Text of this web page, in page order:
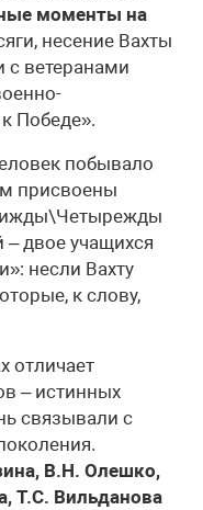
моменты на
несение Вахты
с ветеранами
Победе».
побывало
присвоены
– двое учащихся
несли Вахту
к слову,
отличает
– истинных
связывали с
В.Н. Олешко,
Т.С. Вильданова